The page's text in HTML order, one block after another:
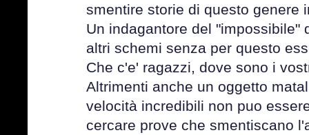
smentire storie di questo genere
Un indagantore del "impossibile"
altri schemi senza per questo
Che c'e' ragazzi, dove sono i
Altrimenti anche un oggetto
velocità incredibili non puo
cercare prove che smentiscano